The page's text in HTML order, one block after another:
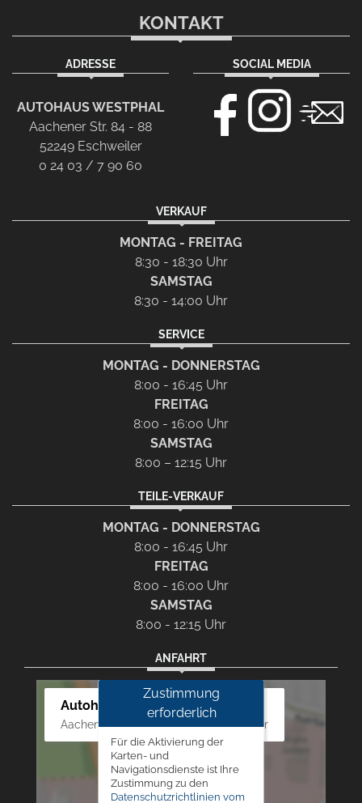
KONTAKT
ADRESSE
AUTOHAUS WESTPHAL
Aachener Str. 84 - 88
52249 Eschweiler
0 24 03 / 7 90 60
SOCIAL MEDIA
VERKAUF
MONTAG - FREITAG
8:30 - 18:30 Uhr
SAMSTAG
8:30 - 14:00 Uhr
SERVICE
MONTAG - DONNERSTAG
8:00 - 16:45 Uhr
FREITAG
8:00 - 16:00 Uhr
SAMSTAG
8:00 – 12:15 Uhr
TEILE-VERKAUF
MONTAG - DONNERSTAG
8:00 - 16:45 Uhr
FREITAG
8:00 - 16:00 Uhr
SAMSTAG
8:00 - 12:15 Uhr
ANFAHRT
Autohaus Westphal
Aachener Str. 84 - 88, 52249 Eschweiler
Zustimmung
erforderlich
Für die Aktivierung der
Karten- und
Navigationsdienste ist Ihre
Zustimmung zu den
Datenschutzrichtlinien vom